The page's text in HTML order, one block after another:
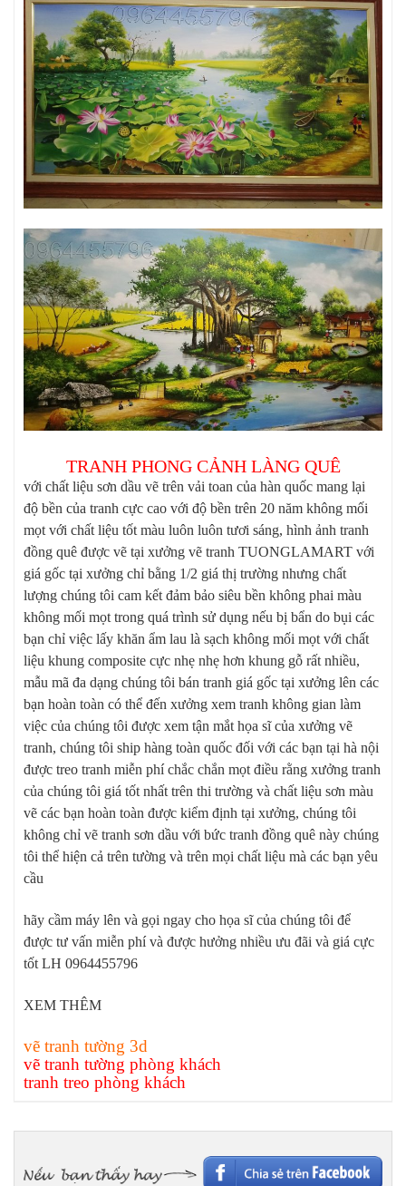
TRANH PHONG CẢNH LÀNG QUÊ
với chất liệu sơn dầu vẽ trên vải toan của hàn quốc mang lại
độ bền của tranh cực cao với độ bền trên 20 năm không mối
mọt với chất liệu tốt màu luôn luôn tươi sáng, hình ảnh tranh
đồng quê được vẽ tại xưởng vẽ tranh TUONGLAMART với
giá gốc tại xưởng chỉ bằng 1/2 giá thị trường nhưng chất
lượng chúng tôi cam kết đảm bảo siêu bền không phai màu
không mối mọt trong quá trình sử dụng nếu bị bẩn do bụi các
bạn chỉ việc lấy khăn ẩm lau là sạch không mối mọt với chất
liệu khung composite cực nhẹ nhẹ hơn khung gỗ rất nhiều,
mẫu mã đa dạng chúng tôi bán tranh giá gốc tại xưởng lên các
bạn hoàn toàn có thể đến xưởng xem tranh không gian làm
việc của chúng tôi được xem tận mắt họa sĩ của xưởng vẽ
tranh, chúng tôi ship hàng toàn quốc đối với các bạn tại hà nội
được treo tranh miễn phí chắc chắn mọt điều rằng xưởng tranh
của chúng tôi giá tốt nhất trên thi trường và chất liệu sơn màu
vẽ các bạn hoàn toàn được kiểm định tại xưởng, chúng tôi
không chỉ vẽ tranh sơn dầu với bức tranh đồng quê này chúng
tôi thể hiện cả trên tường và trên mọi chất liệu mà các bạn yêu
cầu
hãy cầm máy lên và gọi ngay cho họa sĩ của chúng tôi để
được tư vấn miễn phí và được hưởng nhiều ưu đãi và giá cực
tốt LH 0964455796
XEM THÊM
vẽ tranh tường 3d
vẽ tranh tường phòng khách
tranh treo phòng khách